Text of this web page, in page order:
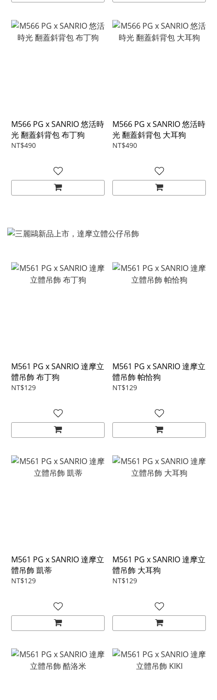
M566 PG x SANRIO 悠活時
光 翻蓋斜背包 布丁狗
NT$490
M566 PG x SANRIO 悠活時
光 翻蓋斜背包 大耳狗
NT$490
M561 PG x SANRIO 達摩立
體吊飾 布丁狗
NT$129
M561 PG x SANRIO 達摩立
體吊飾 帕恰狗
NT$129
M561 PG x SANRIO 達摩立
體吊飾 凱蒂
NT$129
M561 PG x SANRIO 達摩立
體吊飾 大耳狗
NT$129